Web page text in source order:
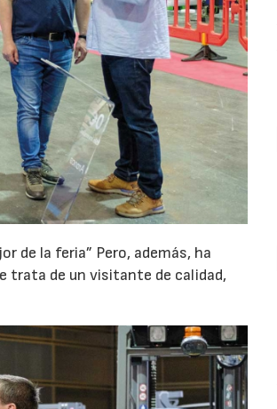
de la feria” Pero, además, ha
trata de un visitante de calidad,
29/07/2026